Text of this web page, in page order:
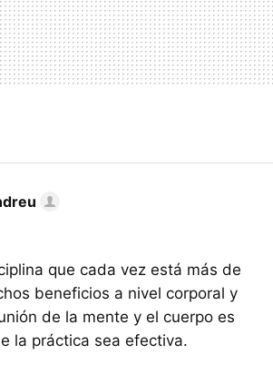
que cada vez está más de
beneficios a nivel corporal y
de la mente y el cuerpo es
la práctica sea efectiva.